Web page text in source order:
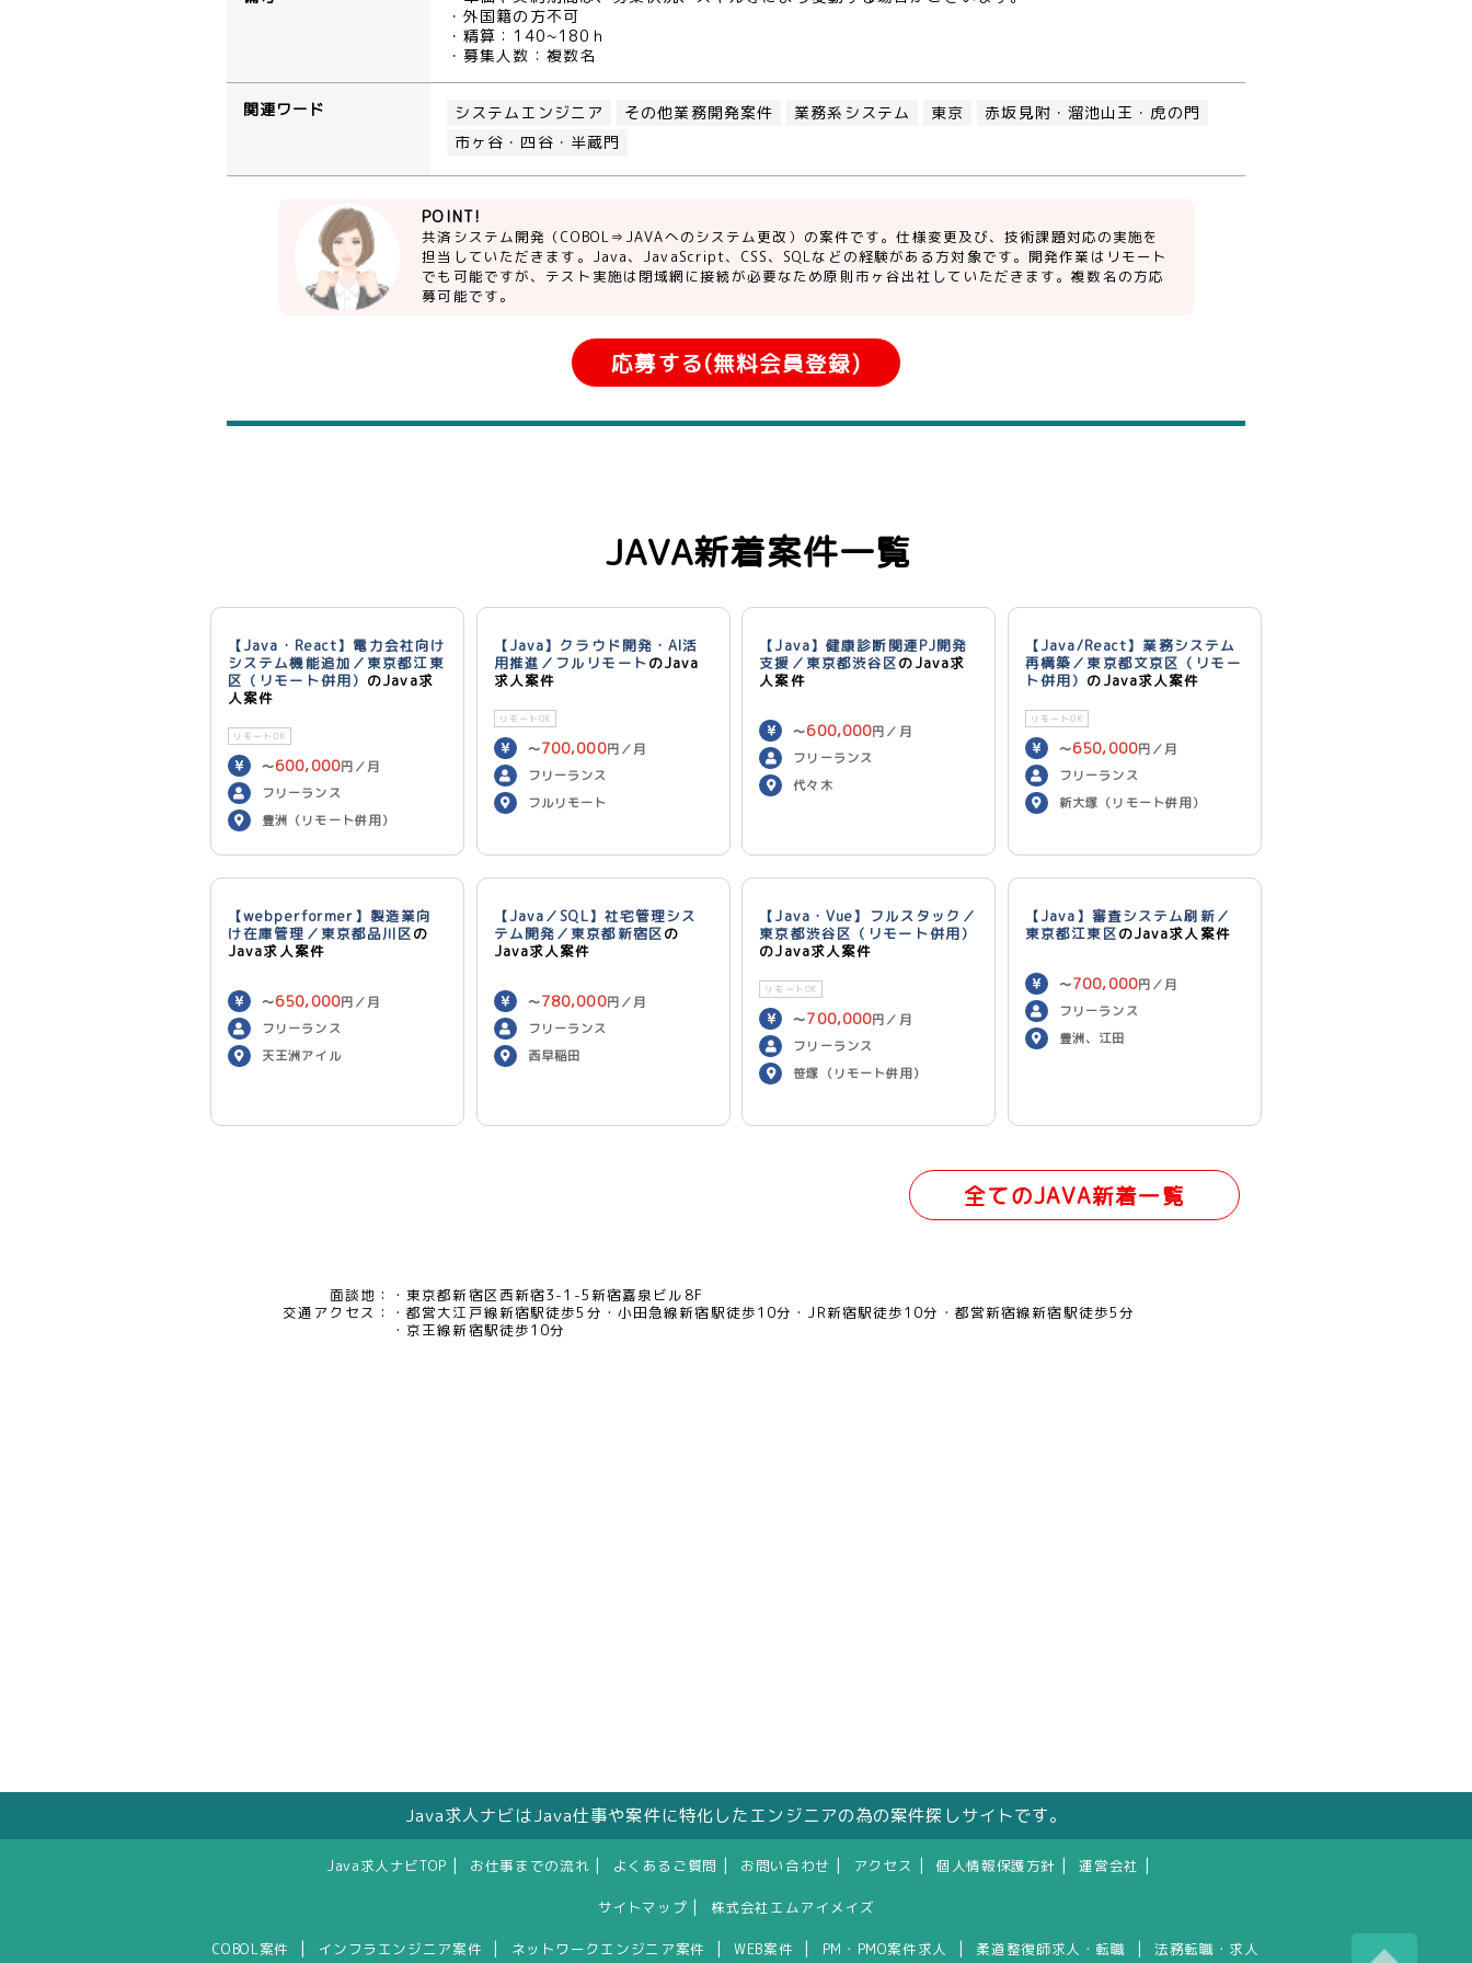
・外国籍の方不可
・精算：140~180ｈ
・募集人数：複数名
関連ワード システムエンジニア その他業務開発案件 業務系システム 東京
赤坂見附・溜池山王・虎の門
市ヶ谷・四谷・半蔵門
POINT!
共済システム開発（COBOL⇒JAVAへのシステム更改）の案件です。仕様変更及び、技術課題対応の実施を
担当していただきます。Java、JavaScript、CSS、SQLなどの経験がある方対象です。開発作業はリモート
でも可能ですが、テスト実施は閉域網に接続が必要なため原則市ヶ谷出社していただきます。複数名の方応
募可能です。
応募する(無料会員登録)
JAVA新着案件一覧
【Java・React】電力会社向け
システム機能追加／東京都江東
区（リモート併用） のJava求
人案件
リモートOK
〜600,000円／月
フリーランス
豊洲（リモート併用）
【Java】クラウド開発・AI活
用推進／フルリモートのJava
求人案件
リモートOK
〜700,000円／月
フリーランス
フルリモート
【Java】健康診断関連PJ開発
支援／東京都渋谷区のJava求
人案件
〜600,000円／月
フリーランス
代々木
【Java/React】業務システム
再構築／東京都文京区（リモー
ト併用） のJava求人案件
リモートOK
〜650,000円／月
フリーランス
新大塚（リモート併用）
【webperformer】製造業向
け在庫管理／東京都品川区の
Java求人案件
〜650,000円／月
フリーランス
天王洲アイル
【Java／SQL】社宅管理シス
テム開発／東京都新宿区の
Java求人案件
〜780,000円／月
フリーランス
西早稲田
【Java・Vue】フルスタック／
東京都渋谷区（リモート併用）
のJava求人案件
リモートOK
〜700,000円／月
フリーランス
笹塚（リモート併用）
【Java】審査システム刷新／
東京都江東区のJava求人案件
〜700,000円／月
フリーランス
豊洲、江田
全てのJAVA新着一覧
面談地：
東京都新宿区西新宿3-1-5新宿嘉泉ビル8F
交通アクセス：
都営大江戸線新宿駅徒歩5分 小田急線新宿駅徒歩10分 JR新宿駅徒歩10分
都営新宿線新宿駅徒歩5分
京王線新宿駅徒歩10分
Java求人ナビはJava仕事や案件に特化したエンジニアの為の案件探しサイトです。
Java求人ナビTOP お仕事までの流れ よくあるご質問 お問い合わせ アクセス 個人情報保護方針 運営会社
サイトマップ 株式会社エムアイメイズ
COBOL案件 インフラエンジニア案件 ネットワークエンジニア案件 WEB案件 PM・PMO案件求人 柔道整復師求人・転職 法務転職・求人